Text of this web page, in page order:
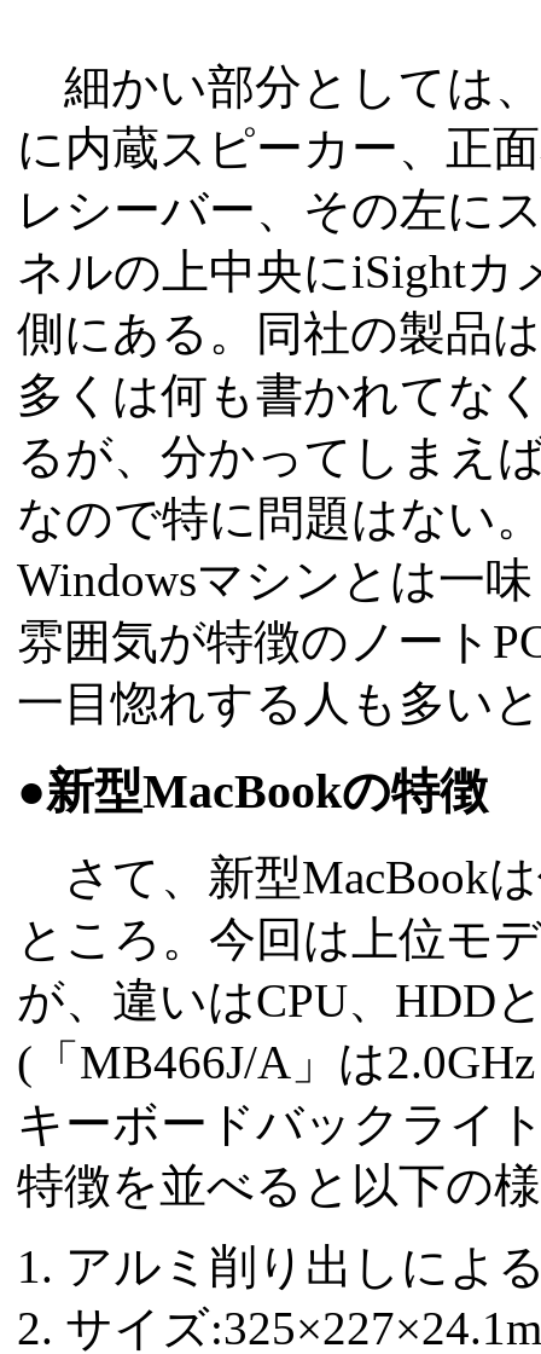
細かい部分としては
に内蔵スピーカー、正
レシーバー、その左に
ネルの上中央にiSightカ
側にある。同社の製品
多くは何も書かれてな
るが、分かってしまえ
なので特に問題はない
Windowsマシンとは一
雰囲気が特徴のノート
一目惚れする人も多い
●新型MacBookの特徴
さて、新型MacBook
ところ。今回は上位モ
が、違いはCPU、HDD
(「MB466J/A」は
キーボードバックライ
特徴を並べると以下の
アルミ削り出しによ
サイズ